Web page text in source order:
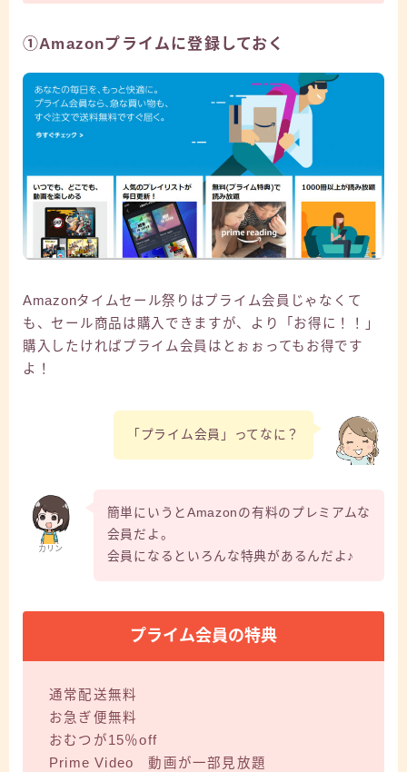
①Amazonプライムに登録しておく
Amazonタイムセール祭りはプライム会員じゃなくて
も、セール商品は購入できますが、より「お得に！！」
購入したければプライム会員はとぉぉってもお得です
よ！
「プライム会員」ってなに？
カリン
簡単にいうとAmazonの有料のプレミアムな
会員だよ。
会員になるといろんな特典があるんだよ♪
プライム会員の特典
通常配送無料
お急ぎ便無料
おむつが15％off
Prime Video 動画が一部見放題